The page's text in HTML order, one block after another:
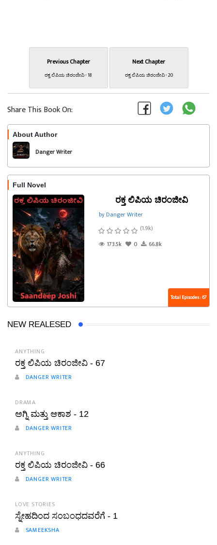
Previous Chapter
ರಕ್ತ ಲಿಪಿಯ ಚಿರಂಜೀವಿ - 18
Next Chapter
ರಕ್ತ ಲಿಪಿಯ ಚಿರಂಜೀವಿ - 20
Share This Book On:
About Author
Danger Writer
Full Novel
ರಕ್ತ ಲಿಪಿಯ ಚಿರಂಜೀವಿ
by Danger Writer
(1.9k)
173.5k
0 66.8k
Total Episodes : 67
NEW REALESED
ANYTHING
ರಕ್ತ ಲಿಪಿಯ ಚಿರಂಜೀವಿ - 67
DANGER WRITER
DRAMA
ಅಗ್ನಿ ಮತ್ತು ಆಕಾಶ - 12
DANGER WRITER
ANYTHING
ರಕ್ತ ಲಿಪಿಯ ಚಿರಂಜೀವಿ - 66
DANGER WRITER
LOVE STORIES
ಸ್ನೇಹದಿಂದ ಸಂಬಂಧದವರೆಗೆ - 1
SAMEEKSHA